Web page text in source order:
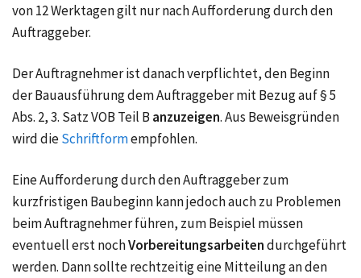
von 12 Werktagen gilt nur nach Aufforderung durch den
Auftraggeber.
Der Auftragnehmer ist danach verpflichtet, den Beginn
der Bauausführung dem Auftraggeber mit Bezug auf § 5
Abs. 2, 3. Satz VOB Teil B anzuzeigen. Aus Beweisgründen
wird dieSchriftformempfohlen.
Eine Aufforderung durch den Auftraggeber zum
kurzfristigen Baubeginn kann jedoch auch zu Problemen
beim Auftragnehmer führen, zum Beispiel müssen
eventuell erst nochVorbereitungsarbeitendurchgeführt
werden. Dann sollte rechtzeitig eine Mitteilung an den